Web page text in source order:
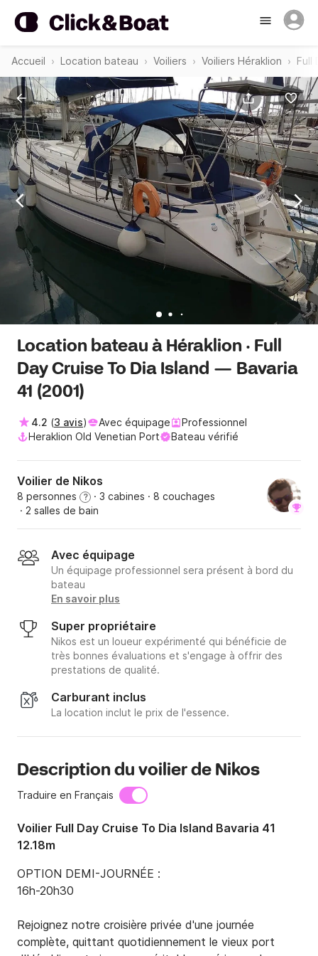
Accueil Location bateau Voiliers Voiliers Héraklion Full
Location bateau à Héraklion · Full
Day Cruise To Dia Island — Bavaria
41 (2001)
4.2 (3 avis) Avec équipage
Professionnel
Heraklion Old Venetian Port
Bateau vérifié
Voilier de Nikos
8 personnes ? · 3 cabines · 8 couchages
· 2 salles de bain
Avec équipage
Un équipage professionnel sera présent à bord du
bateau
En savoir plus
Super propriétaire
Nikos est un loueur expérimenté qui bénéficie de
très bonnes évaluations et s'engage à offrir des
prestations de qualité.
Carburant inclus
La location inclut le prix de l'essence.
Description du voilier de Nikos
Traduire en Français
Voilier Full Day Cruise To Dia Island Bavaria 41
12.18m
OPTION DEMI-JOURNÉE :
16h-20h30
Rejoignez notre croisière privée d'une journée
complète, quittant quotidiennement le vieux port